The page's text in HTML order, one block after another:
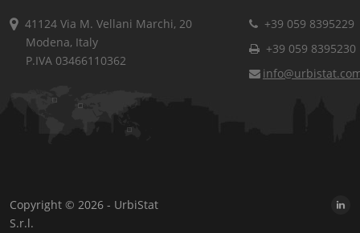
41124 Via M. Vellani Marchi, 20
Modena, Italy
P.IVA 03466110362
+39 059 8395229
+39 059 8395230
Copyright © 2026 - UrbiStat
S.r.l.